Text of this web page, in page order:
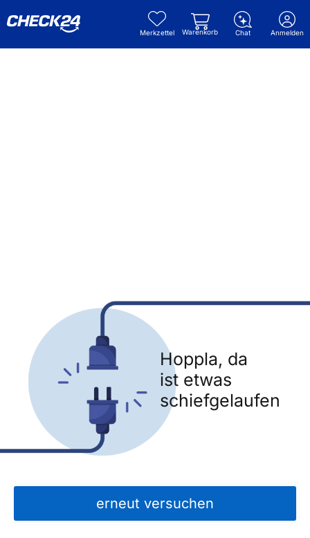
Merkzettel Warenkorb Chat Anmelden
Hoppla, da
ist etwas
schiefgelaufen
erneut versuchen